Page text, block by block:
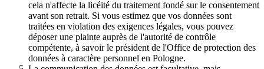
cela n'affecte la licéité du traitement fondé sur le consentement
avant son retrait. Si vous estimez que vos données sont
traitées en violation des exigences légales, vous pouvez
déposer une plainte auprès de l'autorité de contrôle
compétente, à savoir le président de l'Office de protection des
données à caractère personnel en Pologne.